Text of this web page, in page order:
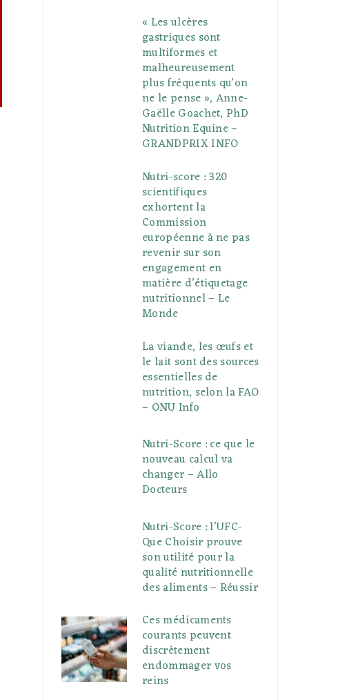
« Les ulcères
gastriques sont
multiformes et
malheureusement
plus fréquents qu’on
ne le pense », Anne-
Gaëlle Goachet, PhD
Nutrition Equine –
GRANDPRIX INFO
Nutri-score : 320
scientifiques
exhortent la
Commission
européenne à ne pas
revenir sur son
engagement en
matière d’étiquetage
nutritionnel – Le
Monde
La viande, les œufs et
le lait sont des sources
essentielles de
nutrition, selon la FAO
– ONU Info
Nutri-Score : ce que le
nouveau calcul va
changer – Allo
Docteurs
Nutri-Score : l’UFC-
Que Choisir prouve
son utilité pour la
qualité nutritionnelle
des aliments – Réussir
Ces médicaments
courants peuvent
discrètement
endommager vos
reins